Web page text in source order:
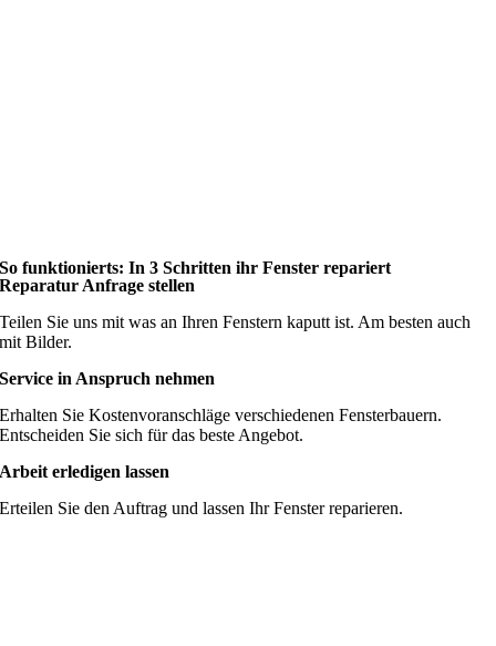
So funktionierts: In 3 Schritten ihr Fenster repariert
Reparatur Anfrage stellen
Teilen Sie uns mit was an Ihren Fenstern kaputt ist. Am besten auch
mit Bilder.
Service in Anspruch nehmen
Erhalten Sie Kostenvoranschläge verschiedenen Fensterbauern.
Entscheiden Sie sich für das beste Angebot.
Arbeit erledigen lassen
Erteilen Sie den Auftrag und lassen Ihr Fenster reparieren.